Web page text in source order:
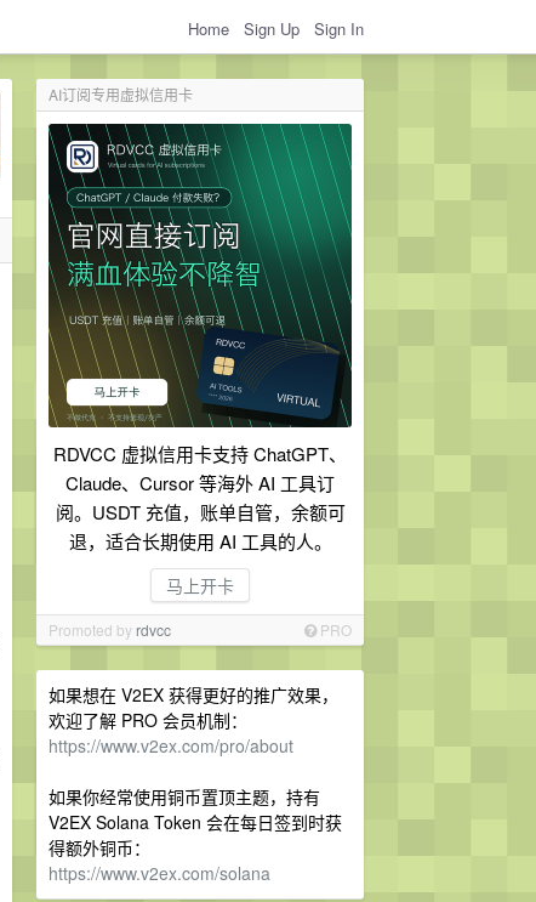
Home Sign Up Sign In
AI订阅专用虚拟信用卡
RDVCC 虚拟信用卡支持 ChatGPT、
Claude、Cursor 等海外 AI 工具订
阅。USDT 充值，账单自管，余额可
退，适合长期使用 AI 工具的人。
马上开卡
Promoted by rdvcc PRO
如果想在 V2EX 获得更好的推广效果，
欢迎了解 PRO 会员机制：
https://www.v2ex.com/pro/about
如果你经常使用铜币置顶主题，持有
V2EX Solana Token 会在每日签到时获
得额外铜币：
https://www.v2ex.com/solana